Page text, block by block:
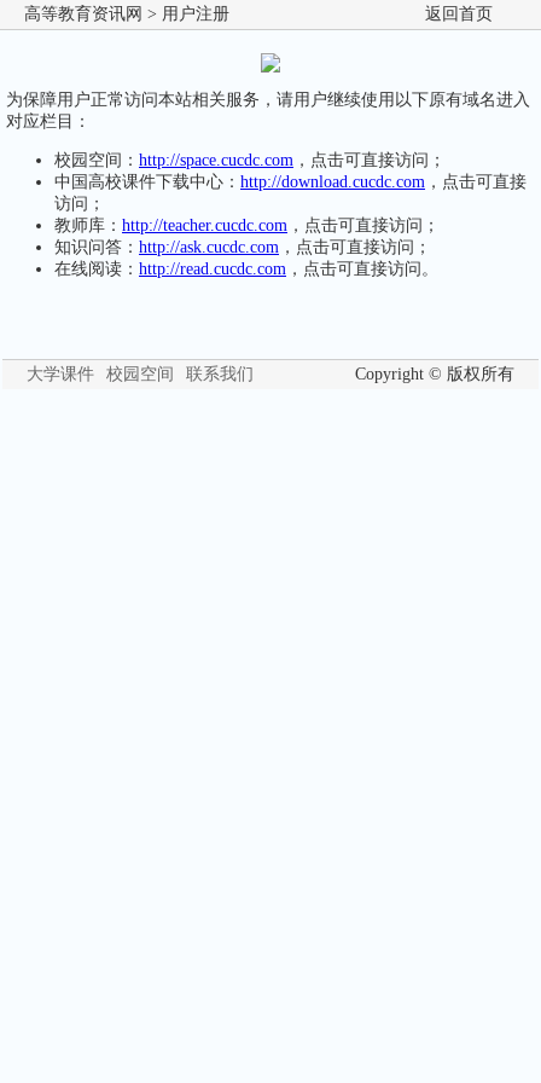
高等教育资讯网 > 用户注册 返回首页
为保障用户正常访问本站相关服务，请用户继续使用以下原有域名进入
对应栏目：
校园空间： http://space.cucdc.com ，点击可直接访问；
中国高校课件下载中心： http://download.cucdc.com ，点击可直接
访问；
教师库： http://teacher.cucdc.com ，点击可直接访问；
知识问答： http://ask.cucdc.com ，点击可直接访问；
在线阅读： http://read.cucdc.com ，点击可直接访问。
大学课件 校园空间 联系我们 Copyright © 版权所有